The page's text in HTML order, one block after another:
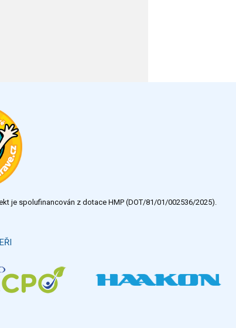
je spolufinancován z dotace HMP (DOT/81/01/002536/2025).